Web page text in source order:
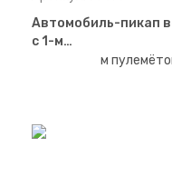
Автомобиль-пикап
с 1-м…